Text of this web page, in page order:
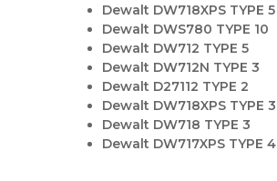
Dewalt DW718XPS TYPE 5
Dewalt DWS780 TYPE 10
Dewalt DW712 TYPE 5
Dewalt DW712N TYPE 3
Dewalt D27112 TYPE 2
Dewalt DW718XPS TYPE 3
Dewalt DW718 TYPE 3
Dewalt DW717XPS TYPE 4